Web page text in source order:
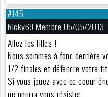
#145
Ricky69 Membre 05/05/2013
Allez les filles !
Nous sommes à fond derrière
1/2 finales et défendre votre
Si vous jouez avec ce coeur
ne pourra vous résister.